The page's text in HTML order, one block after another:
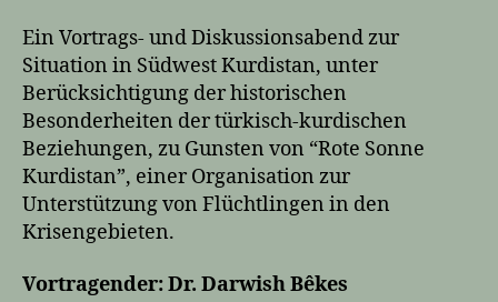
Ein Vortrags- und Diskussionsabend zur
Situation in Südwest Kurdistan, unter
Berücksichtigung der historischen
Besonderheiten der türkisch-kurdischen
Beziehungen, zu Gunsten von “Rote Sonne
Kurdistan”, einer Organisation zur
Unterstützung von Flüchtlingen in den
Krisengebieten.
Vortragender: Dr. Darwish Bêkes